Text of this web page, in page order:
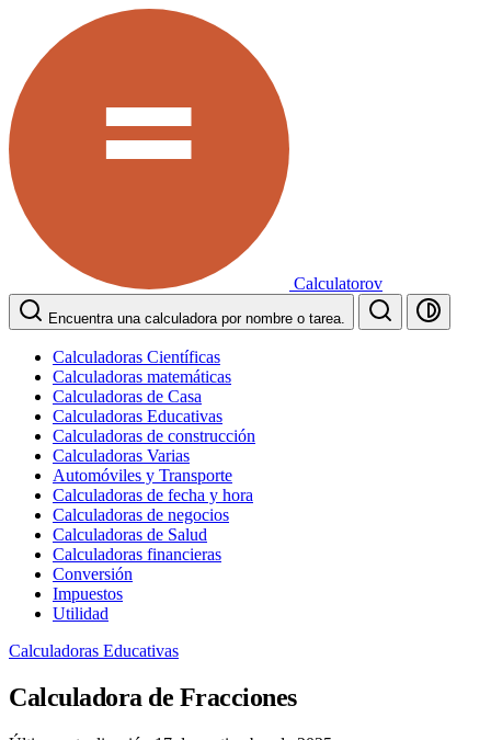
Calculatorov
Encuentra una calculadora por nombre o tarea.
Calculadoras Científicas
Calculadoras matemáticas
Calculadoras de Casa
Calculadoras Educativas
Calculadoras de construcción
Calculadoras Varias
Automóviles y Transporte
Calculadoras de fecha y hora
Calculadoras de negocios
Calculadoras de Salud
Calculadoras financieras
Conversión
Impuestos
Utilidad
Calculadoras Educativas
Calculadora de Fracciones